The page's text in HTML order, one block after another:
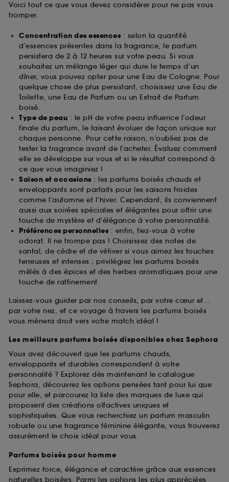
Voici tout ce que vous devez considérer pour ne pas vous
tromper.
Concentration des essences : selon la quantité
d’essences présentes dans la fragrance, le parfum
persistera de 2 à 12 heures sur votre peau. Si vous
souhaitez un mélange léger qui dure le temps d’un
dîner, vous pouvez opter pour une Eau de Cologne. Pour
quelque chose de plus persistant, choisissez une Eau de
Toilette, une Eau de Parfum ou un Extrait de Parfum
boisé.
Type de peau : le pH de votre peau influence l’odeur
finale du parfum, le faisant évoluer de façon unique sur
chaque personne. Pour cette raison, n’oubliez pas de
tester la fragrance avant de l’acheter. Évaluez comment
elle se développe sur vous et si le résultat correspond à
ce que vous imaginiez !
Saison et occasions : les parfums boisés chauds et
enveloppants sont parfaits pour les saisons froides
comme l’automne et l’hiver. Cependant, ils conviennent
aussi aux soirées spéciales et élégantes pour offrir une
touche de mystère et d’élégance à votre personnalité.
Préférences personnelles : enfin, fiez-vous à votre
odorat. Il ne trompe pas ! Choisissez des notes de
santal, de cèdre et de vétiver si vous aimez les touches
terreuses et intenses ; privilégiez les parfums boisés
mêlés à des épices et des herbes aromatiques pour une
touche de raffinement.
Laissez-vous guider par nos conseils, par votre cœur et…
par votre nez, et ce voyage à travers les parfums boisés
vous mènera droit vers votre match idéal !
Les meilleurs parfums boisés disponibles chez Sephora
Vous avez découvert que les parfums chauds,
enveloppants et durables correspondent à votre
personnalité ? Explorez dès maintenant le catalogue
Sephora, découvrez les options pensées tant pour lui que
pour elle, et parcourez la liste des marques de luxe qui
proposent des créations olfactives uniques et
sophistiquées. Que vous recherchiez un parfum masculin
robuste ou une fragrance féminine élégante, vous trouverez
assurément le choix idéal pour vous.
Parfums boisés pour homme
Exprimez force, élégance et caractère grâce aux essences
naturelles boisées. Parmi les options les plus appréciées